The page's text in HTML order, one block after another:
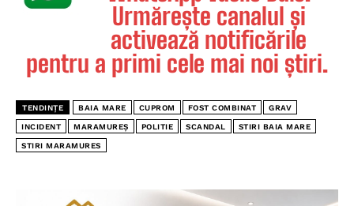
Urmărește canalul și
activează notificările
pentru a primi cele mai noi știri.
TENDINȚE BAIA MARE CUPROM FOST COMBINAT GRAV
INCIDENT MARAMUREȘ POLITIE SCANDAL STIRI BAIA MARE
STIRI MARAMURES